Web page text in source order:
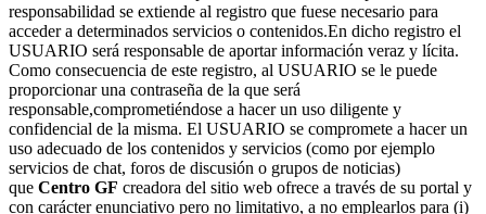
responsabilidad se extiende al registro que fuese necesario para
acceder a determinados servicios o contenidos.En dicho registro el
USUARIO será responsable de aportar información veraz y lícita.
Como consecuencia de este registro, al USUARIO se le puede
proporcionar una contraseña de la que será
responsable,comprometiéndose a hacer un uso diligente y
confidencial de la misma. El USUARIO se compromete a hacer un
uso adecuado de los contenidos y servicios (como por ejemplo
servicios de chat, foros de discusión o grupos de noticias)
que Centro GF creadora del sitio web ofrece a través de su portal y
con carácter enunciativo pero no limitativo, a no emplearlos para (i)